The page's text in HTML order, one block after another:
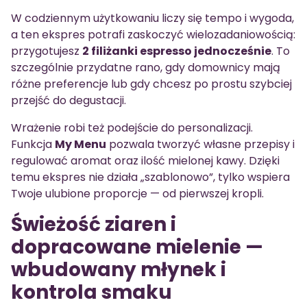
W codziennym użytkowaniu liczy się tempo i wygoda,
a ten ekspres potrafi zaskoczyć wielozadaniowością:
przygotujesz 2 filiżanki espresso jednocześnie. To
szczególnie przydatne rano, gdy domownicy mają
różne preferencje lub gdy chcesz po prostu szybciej
przejść do degustacji.
Wrażenie robi też podejście do personalizacji.
Funkcja My Menu pozwala tworzyć własne przepisy i
regulować aromat oraz ilość mielonej kawy. Dzięki
temu ekspres nie działa „szablonowo”, tylko wspiera
Twoje ulubione proporcje — od pierwszej kropli.
Świeżość ziaren i
dopracowane mielenie —
wbudowany młynek i
kontrola smaku